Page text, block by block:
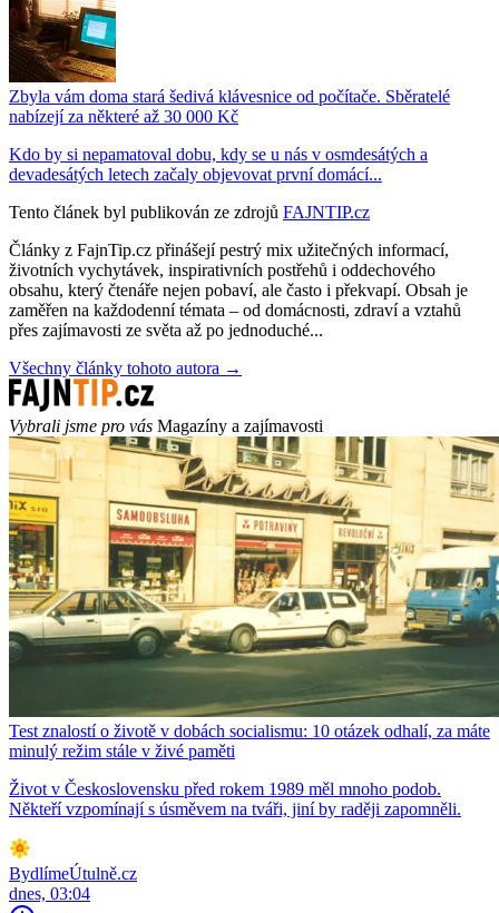
Zbyla vám doma stará šedivá klávesnice od počítače. Sběratelé
nabízejí za některé až 30 000 Kč
Kdo by si nepamatoval dobu, kdy se u nás v osmdesátých a
devadesátých letech začaly objevovat první domácí...
Tento článek byl publikován ze zdrojů FAJNTIP.cz
Články z FajnTip.cz přinášejí pestrý mix užitečných informací,
životních vychytávek, inspirativních postřehů i oddechového
obsahu, který čtenáře nejen pobaví, ale často i překvapí. Obsah je
zaměřen na každodenní témata – od domácnosti, zdraví a vztahů
přes zajímavosti ze světa až po jednoduché...
Všechny články tohoto autora →
Vybrali jsme pro vás Magazíny a zajímavosti
Test znalostí o životě v dobách socialismu: 10 otázek odhalí, za máte
minulý režim stále v živé paměti
Život v Československu před rokem 1989 měl mnoho podob.
Někteří vzpomínají s úsměvem na tváři, jiní by raději zapomněli.
BydlímeÚtulně.cz
dnes, 03:04